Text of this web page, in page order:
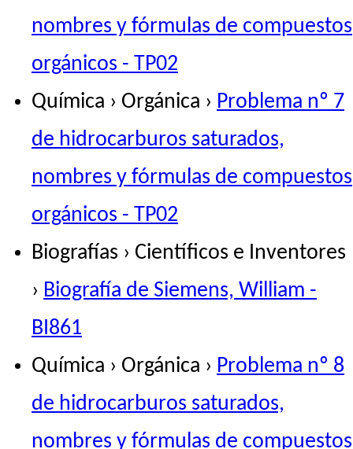
nombres y fórmulas de compuestos
orgánicos - TP02
Química › Orgánica › Problema nº 7
de hidrocarburos saturados,
nombres y fórmulas de compuestos
orgánicos - TP02
Biografías › Científicos e Inventores
› Biografía de Siemens, William -
BI861
Química › Orgánica › Problema nº 8
de hidrocarburos saturados,
nombres y fórmulas de compuestos